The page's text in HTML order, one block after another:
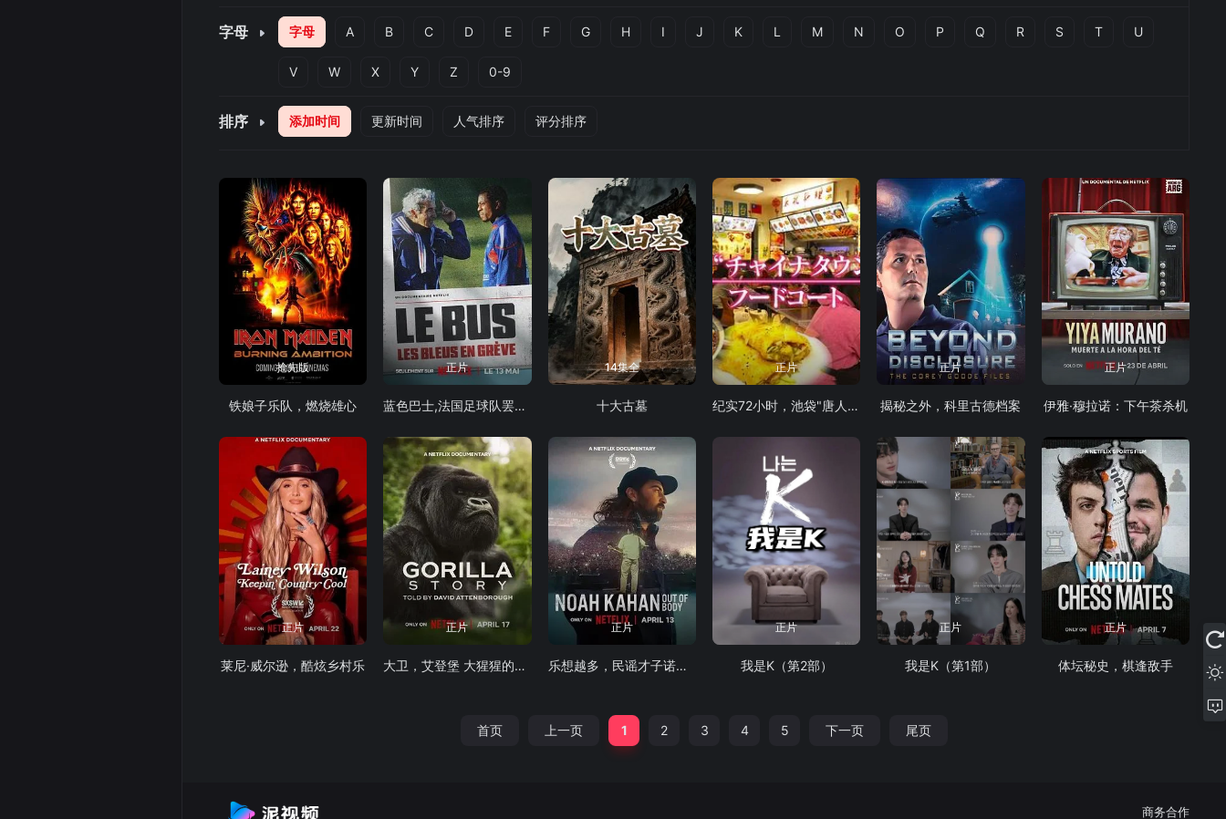
字母 字母 A B C D E F G H I J K L M N O P Q R S T U
V W X Y Z 0-9
排序 添加时间 更新时间 人气排序 评分排序
抢先版
铁娘子乐队，燃烧雄心
正片
蓝色巴士,法国足球队罢练事件簿
14集全
十大古墓
正片
纪实72小时，池袋"唐人街"的美食广场
正片
揭秘之外，科里古德档案
正片
伊雅·穆拉诺：下午茶杀机
正片
莱尼·威尔逊，酷炫乡村乐
正片
大卫，艾登堡 大猩猩的故事
正片
乐想越多，民谣才子诺亚，卡汉
正片
我是K（第2部）
正片
我是K（第1部）
正片
体坛秘史，棋逢敌手
首页 上一页 1 2 3 4 5 下一页 尾页
商务合作